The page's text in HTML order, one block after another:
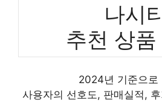
나시
추천 상품
2024년 기준으로
사용자의 선호도, 판매실적,